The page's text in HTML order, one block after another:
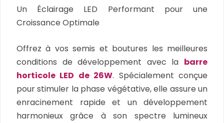
Un Éclairage LED Performant pour une
Croissance Optimale
Offrez à vos semis et boutures les meilleures
conditions de développement avec la barre
horticole LED de 26W. Spécialement conçue
pour stimuler la phase végétative, elle assure un
enracinement rapide et un développement
harmonieux grâce à son spectre lumineux